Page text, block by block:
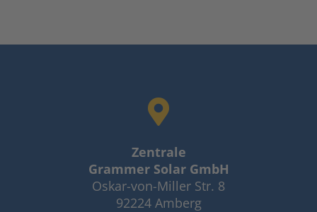
Zentrale
Grammer Solar GmbH
Oskar-von-Miller Str. 8
92224 Amberg